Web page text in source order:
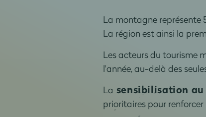
La montagne représente
La région est ainsi la
Les acteurs du tourisme
l'année, au-delà des
La sensibilisation
prioritaires pour